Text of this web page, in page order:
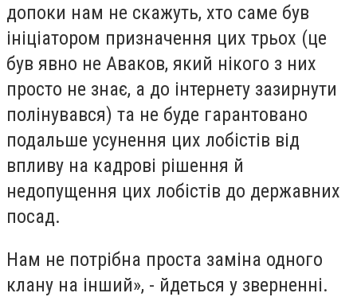
допоки нам не скажуть, хто саме був
ініціатором призначення цих трьох (це
був явно не Аваков, який нікого з них
просто не знає, а до інтернету зазирнути
полінувався) та не буде гарантовано
подальше усунення цих лобістів від
впливу на кадрові рішення й
недопущення цих лобістів до державних
посад.
Нам не потрібна проста заміна одного
клану на інший», - йдеться у зверненні.